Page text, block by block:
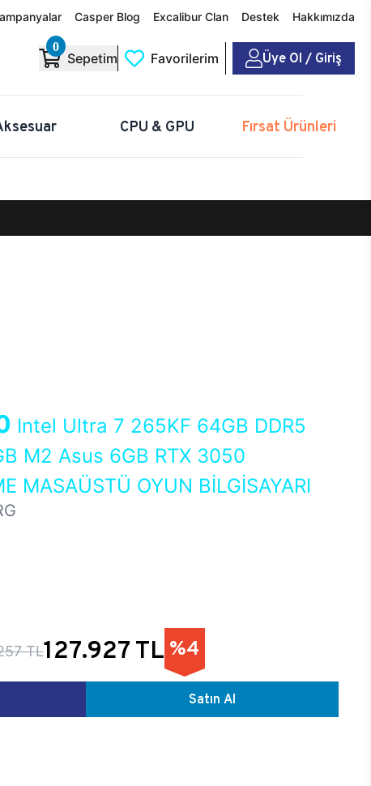
Casper Blog Excalibur Clan Destek Hakkımızda
0
Sepetim Favorilerim Üye Ol / Giriş
CPU & GPU Fırsat Ürünleri
Intel Ultra 7 265KF 64GB DDR5
M2 Asus 6GB RTX 3050
MASAÜSTÜ OYUN BİLGİSAYARI
TL127.927 TL %4
Satın Al